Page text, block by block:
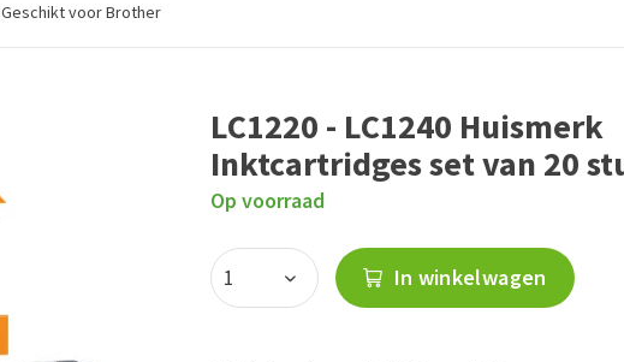
Geschikt voor Brother
LC1220 - LC1240 Huismerk
Inktcartridges set van 20
Op voorraad
In winkelwagen